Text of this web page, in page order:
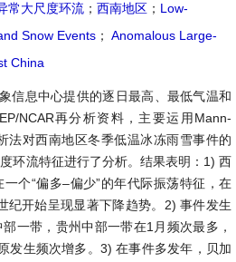
常大尺度环流 ； 西南地区 ； Low-
Snow Events ； Anomalous Large-
China
信息中心提供的逐日最高、最低气温和
NCAR再分析资料，主要运用Mann-
法对西南地区冬季低温冰冻雨雪事件的
环流特征进行了分析。结果表明：1) 西
个“偏多–偏少”的年代际振荡特征，在
纪开始呈现显著下降趋势。2) 事件发生
一带，贵州中部一带在1月频次最多，
发生频次增多。3) 在事件多发年，贝加